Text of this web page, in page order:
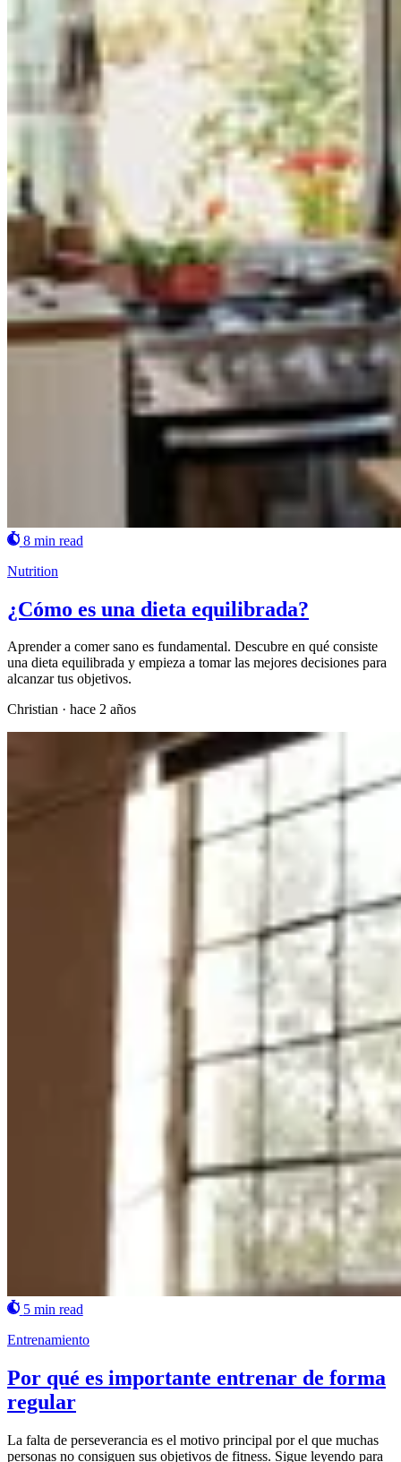
8 min read
Nutrition
¿Cómo es una dieta equilibrada?
Aprender a comer sano es fundamental. Descubre en qué consiste
una dieta equilibrada y empieza a tomar las mejores decisiones para
alcanzar tus objetivos.
Christian · hace 2 años
5 min read
Entrenamiento
Por qué es importante entrenar de forma
regular
La falta de perseverancia es el motivo principal por el que muchas
personas no consiguen sus objetivos de fitness. Sigue leyendo para